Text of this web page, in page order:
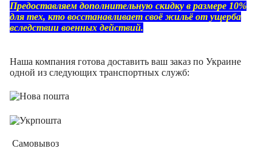
Предоставляем дополнительную скидку в размере 10%
для тех, кто восстанавливает своё жильё от ущерба
вследствии военных действий.
Наша компания готова доставить ваш заказ по Украине
одной из следующих транспортных служб:
Самовывоз